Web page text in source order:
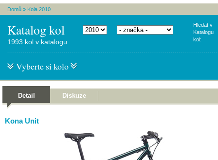
Domů » Kola 2010
Katalog kol
Hledat v
Katalogu
kol:
1993 kol v katalogu
Vyberte si kolo
Detail Diskuze
Kona Unit